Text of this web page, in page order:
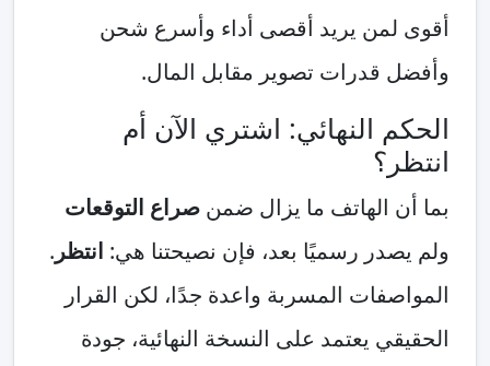
أقوى لمن يريد أقصى أداء وأسرع شحن
وأفضل قدرات تصوير مقابل المال.
الحكم النهائي: اشتري الآن أم
انتظر؟
بما أن الهاتف ما يزال ضمن صراع التوقعات
ولم يصدر رسميًا بعد، فإن نصيحتنا هي: انتظر .
المواصفات المسربة واعدة جدًا، لكن القرار
الحقيقي يعتمد على النسخة النهائية، جودة